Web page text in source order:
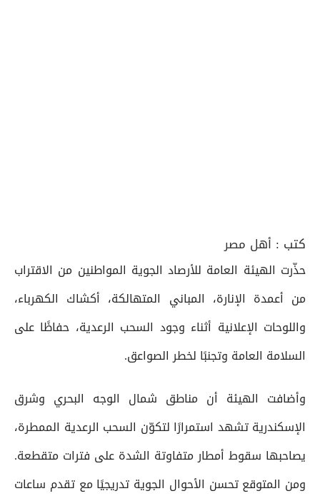
كتب : أهل مصر
حذّرت الهيئة العامة للأرصاد الجوية المواطنين من الاقتراب
من أعمدة الإنارة، المباني المتهالكة، أكشاك الكهرباء،
واللوحات الإعلانية أثناء وجود السحب الرعدية، حفاظًا على
السلامة العامة وتجنبًا لخطر الصواعق.
وأضافت الهيئة أن مناطق شمال الوجه البحري وشرق
الإسكندرية تشهد استمرارًا لتكوّن السحب الرعدية الممطرة،
يصاحبها سقوط أمطار متفاوتة الشدة على فترات متقطعة.
ومن المتوقع تحسن الأحوال الجوية تدريجيًا مع تقدم ساعات